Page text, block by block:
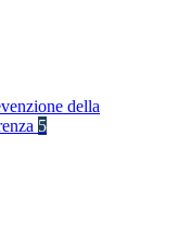
della
5